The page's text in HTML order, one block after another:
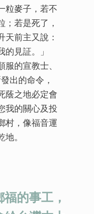
粒麥子，若不
；若是死了，
天前主又說：
的見証。」
的宣教士、
出的命令，
蔭之地必定會
我的關心及投
村，像福音運
。
的事工，